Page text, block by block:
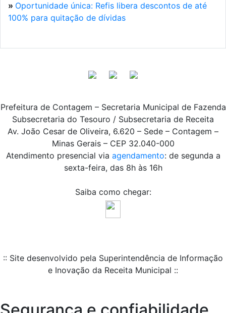
» Oportunidade única: Refis libera descontos de até
100% para quitação de dívidas
Prefeitura de Contagem – Secretaria Municipal de Fazenda
Subsecretaria do Tesouro / Subsecretaria de Receita
Av. João Cesar de Oliveira, 6.620 – Sede – Contagem –
Minas Gerais – CEP 32.040-000
Atendimento presencial via agendamento: de segunda a
sexta-feira, das 8h às 16h
Saiba como chegar:
:: Site desenvolvido pela Superintendência de Informação
e Inovação da Receita Municipal ::